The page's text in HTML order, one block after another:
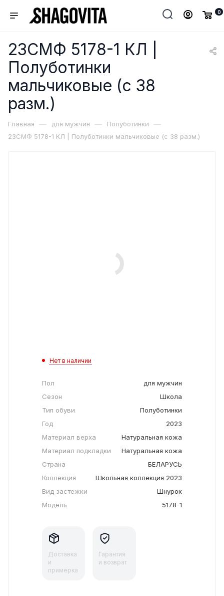
0
23СМФ 5178-1 КЛ |
Полуботинки
мальчиковые (с 38
разм.)
Главная — для мужчин — Полуботинки —
23СМФ 5178-1 КЛ | Полуботинки мальчиковые (с 38 разм.)
Нет в наличии
Пол
для мужчин
Сезон
Школа
Тип обуви
Полуботинки
Год
2023
Материал верха
Натуральная кожа
Материал подкладки
Натуральная кожа
Страна
БЕЛАРУСЬ
Коллекция
Школьная коллекция 2023
Вид застежки
Шнурок
Модель
5178-1
Доставка
и
примерка
Гарантия
и возврат